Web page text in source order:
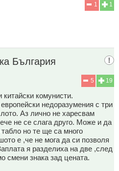
1
1
България
19
5
китайски комунисти.
недоразумения с три
Аз лично не харесвам
не се слага друго. Може и да
но те ще са много
е ,че не мога да си позволя
я разделиха на две ,след
смени знака зад цената.